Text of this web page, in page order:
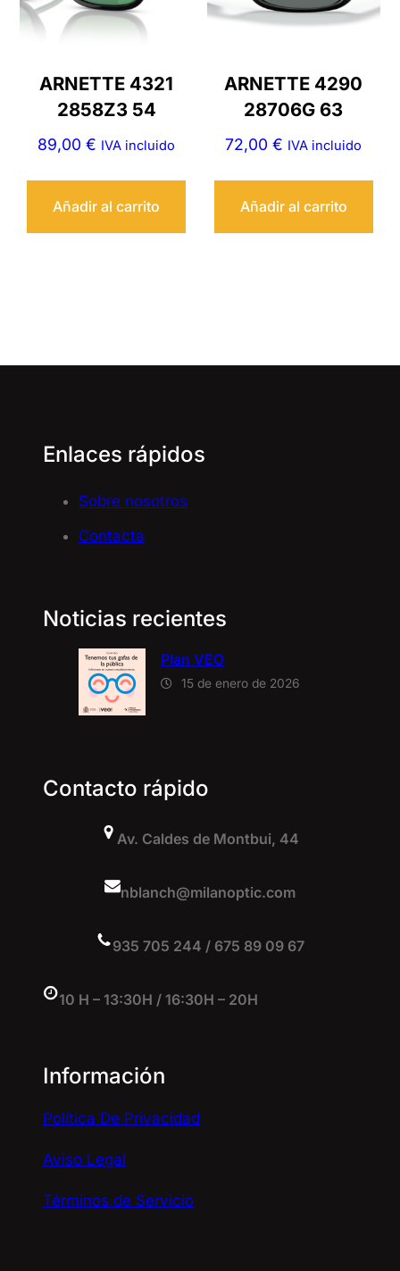
ARNETTE 4321
2858Z3 54
89,00€ IVA incluido
Añadir al carrito
ARNETTE 4290
28706G 63
72,00€ IVA incluido
Añadir al carrito
Enlaces rápidos
Sobre nosotros
Contacta
Noticias recientes
Plan VEO
15 de enero de 2026
Contacto rápido
Av. Caldes de Montbui, 44
nblanch@milanoptic.com
935 705 244 / 675 89 09 67
10 H – 13:30H / 16:30H – 20H
Información
Política De Privacidad
Aviso Legal
Términos de Servicio